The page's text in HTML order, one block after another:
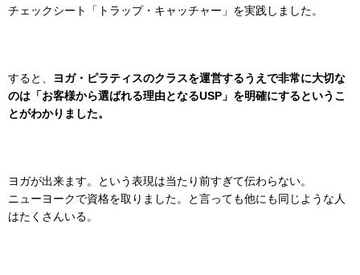
チェックシート「トラップ・キャッチャー」を実践しました。
すると、
ヨガ・ピラティスのクラスを運営するうえで非常に大切な
のは「お客様から選ばれる理由となるUSP」を明確にするというこ
とがわかりました。
ヨガが出来ます。という表現は当たり前すぎて伝わらない。
ニューヨークで資格を取りました。と言っても他にも同じような人
はたくさんいる。